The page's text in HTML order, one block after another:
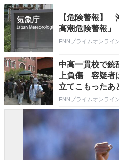
【危険警報】
高潮危険警報」
FNNプライムオンライ
中高一貫校で
上負傷 容疑者
立てこもった
FNNプライムオンライ